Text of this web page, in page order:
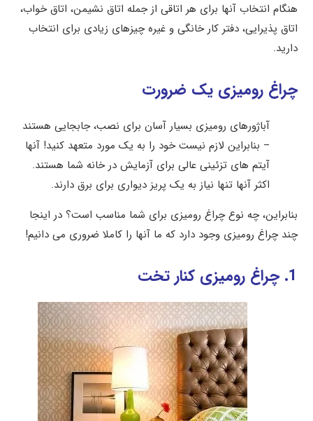
هنگام انتخاب آنها برای هر اتاقی از جمله اتاق نشیمن، اتاق خواب،
اتاق پذیرایی، دفتر کار خانگی و غیره چیزهای زیادی برای انتخاب
دارید.
چراغ رومیزی یک ضرورت
آباژورهای رومیزی بسیار آسان برای نصب، جابجایی هستند
– بنابراین لازم نیست خود را به یک مورد متعهد کنید! آنها
آیتم های تزئینی عالی برای آزمایش در خانه شما هستند.
اکثر آنها تنها نیاز به یک پریز دیواری برای برق دارند.
بنابراین، چه نوع چراغ رومیزی برای شما مناسب است؟ در اینجا
چند چراغ رومیزی وجود دارد که ما آنها را کاملا ضروری می دانیم!
1. چراغ رومیزی کنار تخت